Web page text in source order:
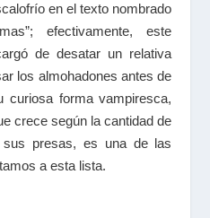
en el texto nombrado
efectivamente, este
de desatar un relativa
los almohadones antes de
curiosa forma vampiresca,
crece según la cantidad de
presas, es una de las
a esta lista.